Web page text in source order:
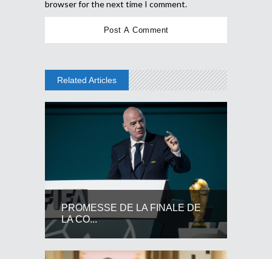
browser for the next time I comment.
Related Articles
PROMESSE DE LA FINALE DE
LA CO...